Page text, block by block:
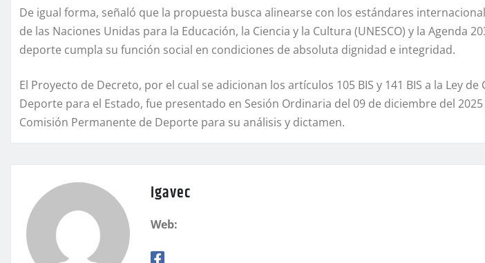
De igual forma, señaló que la propuesta busca alinearse con los estándares
de las Naciones Unidas para la Educación, la Ciencia y la Cultura (UNESCO) y la Agenda
deporte cumpla su función social en condiciones de absoluta dignidad e integridad.
El Proyecto de Decreto, por el cual se adicionan los artículos 105 BIS y 141 BIS a la Ley de
Deporte para el Estado, fue presentado en Sesión Ordinaria del 09 de diciembre del
Comisión Permanente de Deporte para su análisis y dictamen.
igavec
Web: